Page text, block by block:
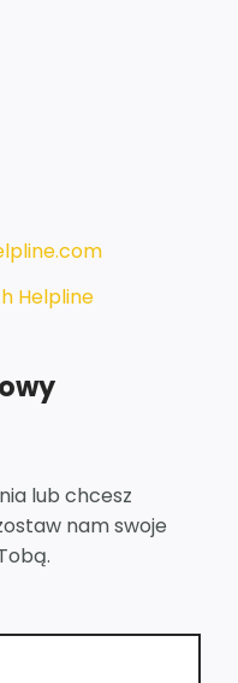
Helpline
lub chcesz
nam swoje